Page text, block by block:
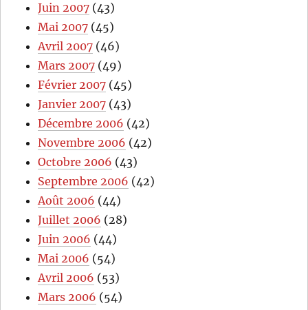
Juin 2007 (43)
Mai 2007 (45)
Avril 2007 (46)
Mars 2007 (49)
Février 2007 (45)
Janvier 2007 (43)
Décembre 2006 (42)
Novembre 2006 (42)
Octobre 2006 (43)
Septembre 2006 (42)
Août 2006 (44)
Juillet 2006 (28)
Juin 2006 (44)
Mai 2006 (54)
Avril 2006 (53)
Mars 2006 (54)